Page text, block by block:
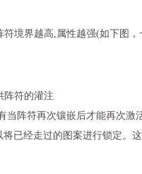
境界越高,属性越强(如下图，
符的灌注
阵符再次镶嵌后才能再次激
经走过的图案进行锁定。